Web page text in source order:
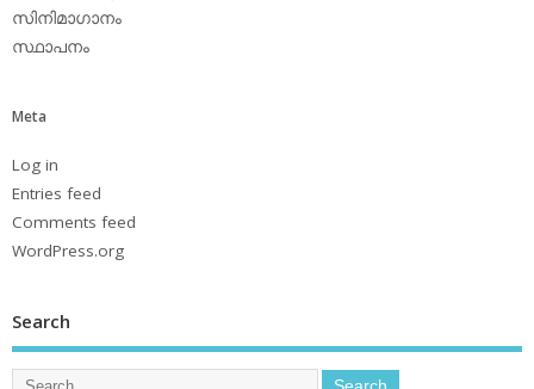
സിനിമാഗാനം
സ്ഥാപനം
Meta
Log in
Entries feed
Comments feed
WordPress.org
Search